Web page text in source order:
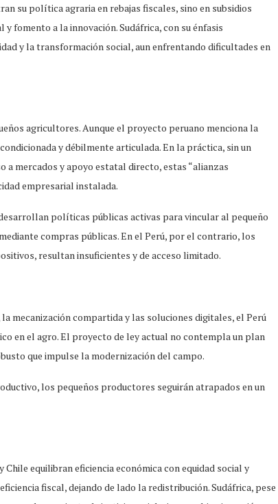
su política agraria en rebajas fiscales, sino en subsidios
fomento a la innovación. Sudáfrica, con su énfasis
y la transformación social, aun enfrentando dificultades en
agricultores. Aunque el proyecto peruano menciona la
y débilmente articulada. En la práctica, sin un
a mercados y apoyo estatal directo, estas “alianzas
empresarial instalada.
políticas públicas activas para vincular al pequeño
compras públicas. En el Perú, por el contrario, los
resultan insuficientes y de acceso limitado.
mecanización compartida y las soluciones digitales, el Perú
en el agro. El proyecto de ley actual no contempla un plan
que impulse la modernización del campo.
los pequeños productores seguirán atrapados en un
equilibran eficiencia económica con equidad social y
fiscal, dejando de lado la redistribución. Sudáfrica, pese